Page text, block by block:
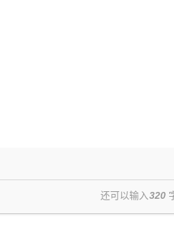
还可以输入320